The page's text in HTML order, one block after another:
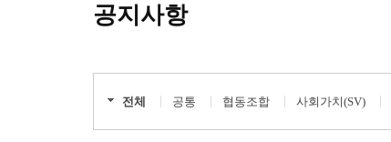
공지사항
전체 공통 협동조합 사회가치(SV)